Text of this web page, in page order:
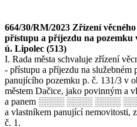
664/30/RM/2023 Zřízení
přístupu a příjezdu na pozemku
ú. Lipolec (513)
I. Rada města schvaluje zřízení
- přístupu a příjezdu na služebném
panujícího pozemku p. č. 131/3 v
městem Dačice, jako povinným a
a panem ░░░░ ░░░░ ░░░░
a vlastníkem panující nemovitosti,
č. 1.